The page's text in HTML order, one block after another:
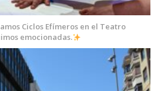
Ciclos Efímeros en el Teatro
emocionadas.